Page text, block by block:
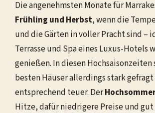
Die angenehmsten Monate für
Frühling und Herbst, wenn die
und die Gärten in voller Pracht sind –
Terrasse und Spa eines Luxus-Hotels
genießen. In diesen Hochsaisonzeiten
besten Häuser allerdings stark
entsprechend teuer. Der
Hitze, dafür niedrigere Preise und